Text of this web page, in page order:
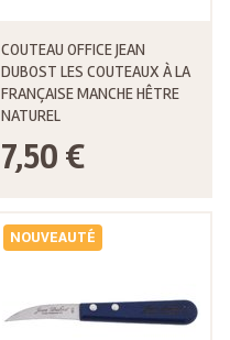
COUTEAU OFFICE JEAN
DUBOST LES COUTEAUX À LA
FRANÇAISE MANCHE HÊTRE
NATUREL
7,50 €
NOUVEAUTÉ